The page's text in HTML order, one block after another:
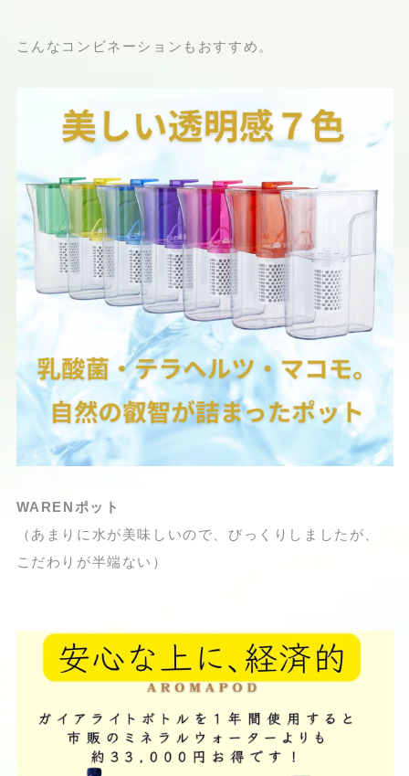
こんなコンビネーションもおすすめ。
WARENポット
（あまりに水が美味しいので、びっくりしましたが、
こだわりが半端ない）